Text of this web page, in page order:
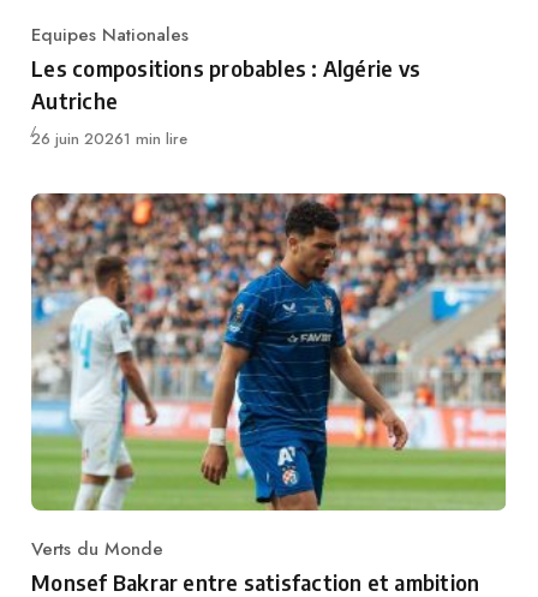
Category
Equipes Nationales
Les compositions probables : Algérie vs
Autriche
Publié
26 juin 20261 min lire
Category
Verts du Monde
Monsef Bakrar entre satisfaction et ambition